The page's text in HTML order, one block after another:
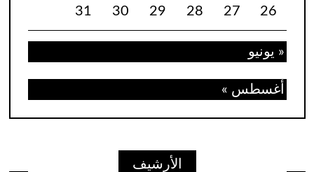
26
27
28
29
30
31
« يونيو
أغسطس »
الأرشيف